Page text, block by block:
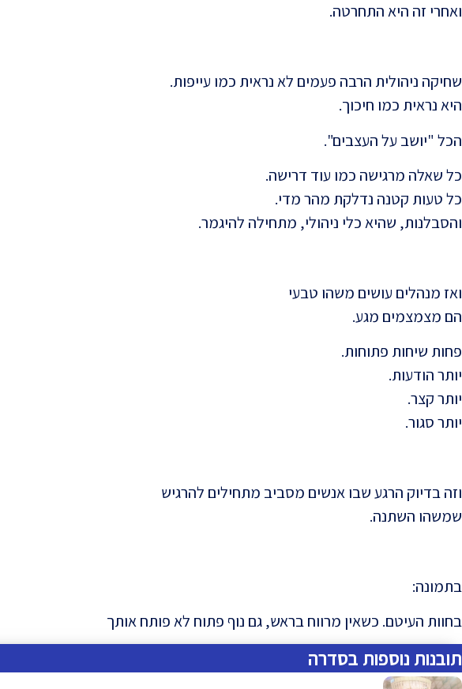
ואחרי זה היא התחרטה.
שחיקה ניהולית הרבה פעמים לא נראית כמו עייפות.
היא נראית כמו חיכוך.
הכל "יושב על העצבים".
כל שאלה מרגישה כמו עוד דרישה.
כל טעות קטנה נדלקת מהר מדי.
והסבלנות, שהיא כלי ניהולי, מתחילה להיגמר.
ואז מנהלים עושים משהו טבעי
הם מצמצמים מגע.
פחות שיחות פתוחות.
יותר הודעות.
יותר קצר.
יותר סגור.
וזה בדיוק הרגע שבו אנשים מסביב מתחילים להרגיש
שמשהו השתנה.
בתמונה:
בחוות העיטם. כשאין מרווח בראש, גם נוף פתוח לא פותח אותך
תובנות נוספות בסדרה